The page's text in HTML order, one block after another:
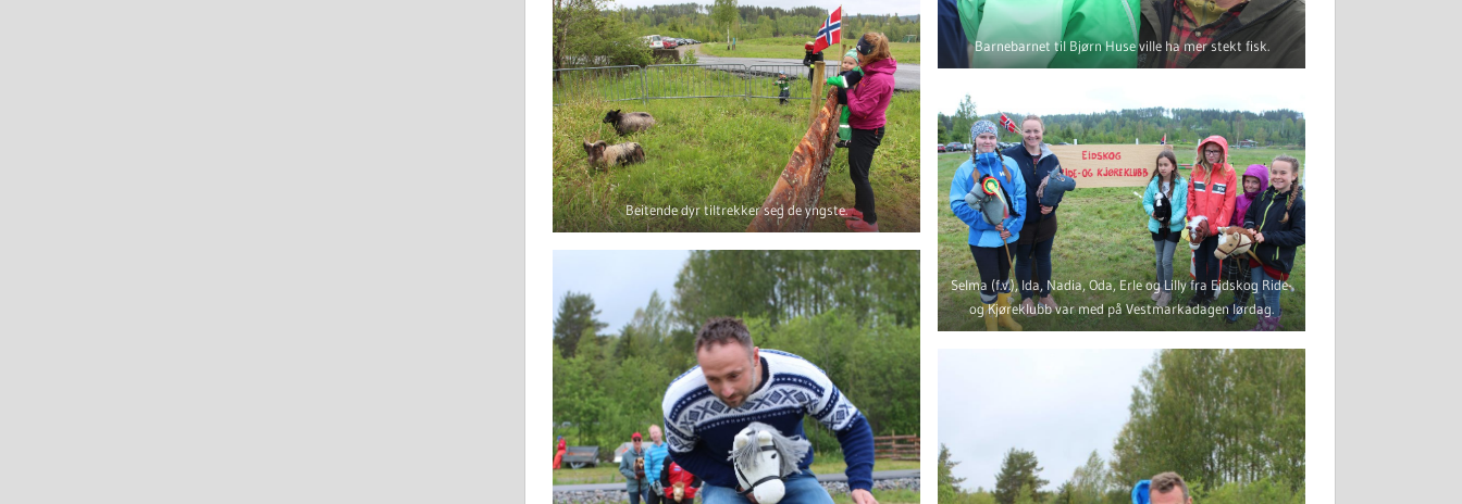
Barnebarnet til Bjørn Huse ville ha mer stekt fisk.
Beitende dyr tiltrekker seg de yngste.
Selma (f.v.), Ida, Nadia, Oda, Erle og Lilly fra Eidskog Ride-
og Kjøreklubb var med på Vestmarkadagen lørdag.